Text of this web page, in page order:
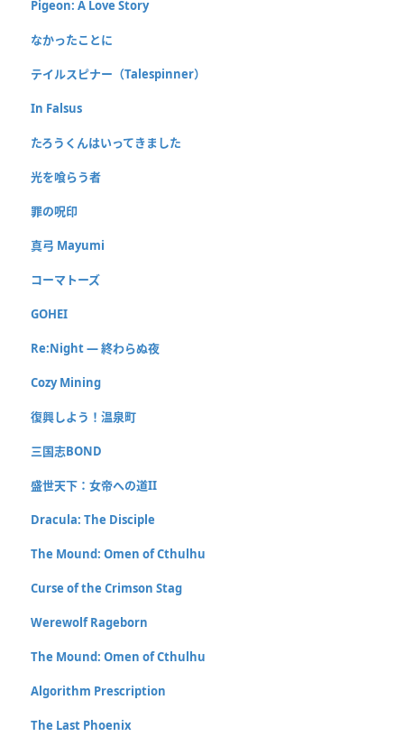
Pigeon: A Love Story
なかったことに
テイルスピナー（Talespinner）
In Falsus
たろうくんはいってきました
光を喰らう者
罪の呪印
真弓 Mayumi
コーマトーズ
GOHEI
Re:Night ― 終わらぬ夜
Cozy Mining
復興しよう！温泉町
三国志BOND
盛世天下：女帝への道II
Dracula: The Disciple
The Mound: Omen of Cthulhu
Curse of the Crimson Stag
Werewolf Rageborn
The Mound: Omen of Cthulhu
Algorithm Prescription
The Last Phoenix